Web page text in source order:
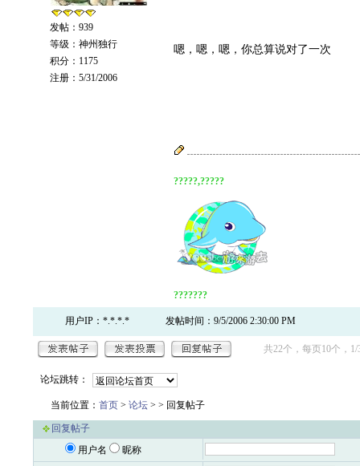
发帖：939
等级：神州独行
积分：1175
注册：5/31/2006
嗯，嗯，嗯，你总算说对了一次
?????,?????
???????
用户IP：*.*.*.* 发帖时间：9/5/2006 2:30:00 PM
共22个，每页10个，1/
论坛跳转：
当前位置： 首页 > 论坛 > > 回复帖子
回复帖子
用户名
昵称